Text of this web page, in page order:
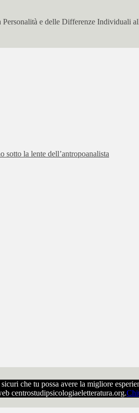
e delle Differenze Individuali
la lente dell’antropoanalista
che tu possa avere la migliore
centrostudipsicologiaeletteratura.org.